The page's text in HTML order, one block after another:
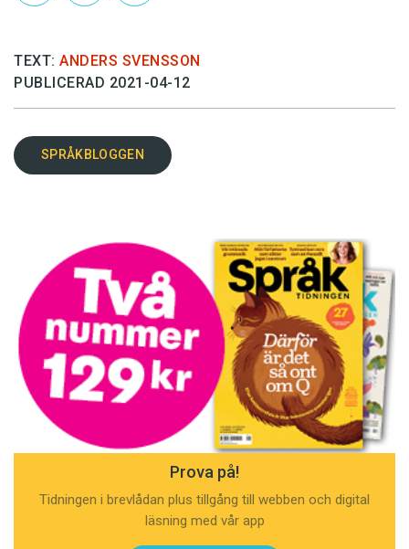
TEXT: ANDERS SVENSSON
PUBLICERAD 2021-04-12
SPRÅKBLOGGEN
Prova på!
Tidningen i brevlådan plus tillgång till webben och digital
läsning med vår app